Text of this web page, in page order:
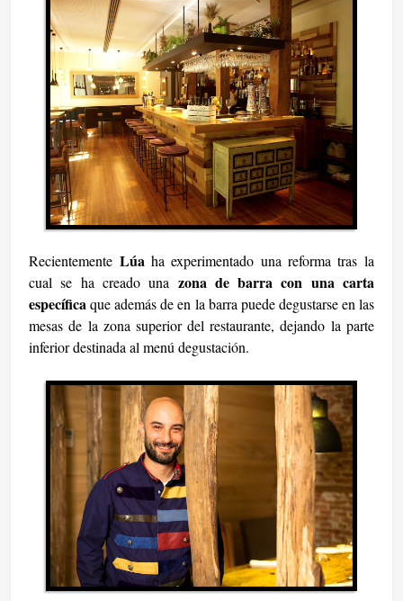
Recientemente Lúa ha experimentado una reforma tras la
cual se ha creado una zona de barra con una carta
específicaque además de en la barra puede degustarse en las
mesas de la zona superior del restaurante, dejando la parte
inferior destinada al menú degustación.